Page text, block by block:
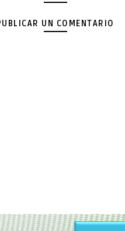
UN COMENTARIO